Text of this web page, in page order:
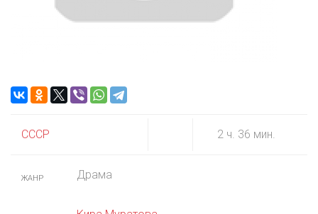
СССР 2 ч. 36 мин.
ЖАНР Драма